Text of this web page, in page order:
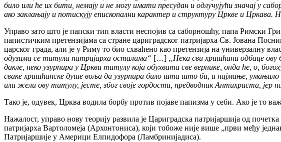
било или ће их бити, немају и не могу имати пресудан и одлучујући значај у
ако заклањају и потискују епископални карактер и структуру Цркве и Цркава.
Управо зато што је папски тип власти неспојив са саборношћу, папа Римски
папистичким претензијама са стране цариградског патријарха Св. Јована
царског града, али је у Риму то био схваћено као претензија на универзалну
одузима се титула патријарха осталима“ […] „Нека сви хришћани одбаце ову
дакле, неко узурпира у Цркви титулу која обухвата све вернике, онда ће, о,
сваке хришћанске душе воља да узурпира било шта што би, и најмање, умањило
или жели ову титулу, јесте, због своје гордости, предводник Антихриста, јер
Тако је, одувек, Црква водила борбу против појаве папизма у себи. Ако је то
Нажалост, управо нову теорију развила је Цариградска патријаршија од
патријарха Вартоломеја (Архонтониса), који тобоже није више „први међу
Патријаршије у Америци Елпидофора (Ламбринијадиса).